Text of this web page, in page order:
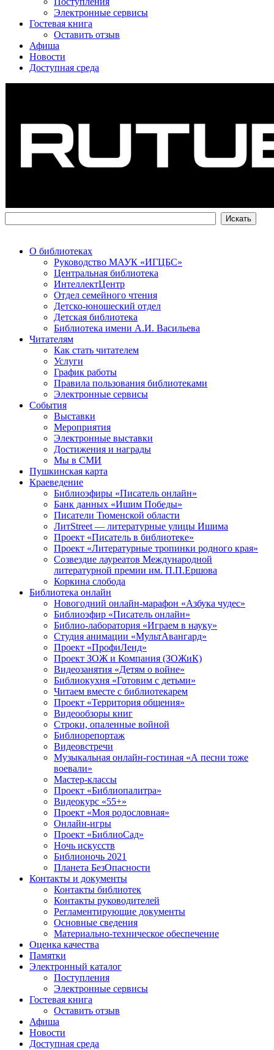
Электронные сервисы
Гостевая книга
Оставить отзыв
Афиша
Новости
Доступная среда
О библиотеках
Руководство МАУК «ИГЦБС»
Центральная библиотека
ИнтеллектЦентр
Отдел семейного чтения
Детско-юношеский отдел
Детская библиотека
Библиотека имени А.И. Васильева
Читателям
Как стать читателем
Услуги
График работы
Правила пользования библиотеками
Электронные сервисы
События
Выставки
Мероприятия
Электронные выставки
Достижения и награды
Мы в СМИ
Пушкинская карта
Краеведение
Библиоэфиры «Писатель онлайн»
Банк данных «Ишим Победы»
Писатели Тюменской области
ЛитStreet — литературные улицы Ишима
Проект «Писатель в библиотеке»
Проект «Литературные тропинки родного края»
Созвездие лауреатов Международной
литературной премии им. П.П.Ершова
Коркина слобода
Библиотека онлайн
Новогодний онлайн-марафон «Азбука чудес»
Библиоэфир «Писатель онлайн»
Библио-лаборатория «Играем в науку»
Студия анимации «МультАвангард»
Проект «ПрофиЛенд»
Проект ЗОЖ и Компания (ЗОЖиК)
Видеозанятия «Детям о войне»
Библиокухня «Готовим с детьми»
Читаем вместе с библиотекарем
Проект «Территория общения»
Видеообзоры книг
Строки, опаленные войной
Библиорепортаж
Видеовстречи
Музыкальная онлайн-гостиная «А песни тоже
воевали»
Мастер-классы
Проект «Библиопалитра»
Видеокурс «55+»
Проект «Моя родословная»
Онлайн-игры
Проект «БиблиоСад»
Ночь искусств
Библионочь 2021
Планета БезОпасности
Контакты и документы
Контакты библиотек
Контакты руководителей
Регламентирующие документы
Основные сведения
Материально-техническое обеспечение
Оценка качества
Памятки
Электронный каталог
Поступления
Электронные сервисы
Гостевая книга
Оставить отзыв
Афиша
Новости
Доступная среда